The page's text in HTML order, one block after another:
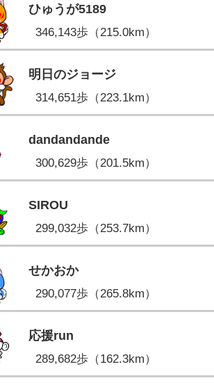
ひゅうが5189
346,143歩（215.0km）
明日のジョージ
314,651歩（223.1km）
dandandande
300,629歩（201.5km）
SIROU
299,032歩（253.7km）
せかおか
290,077歩（265.8km）
応援run
289,682歩（162.3km）